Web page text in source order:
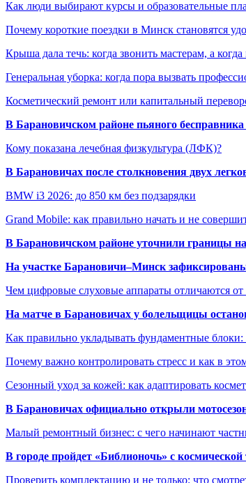
Как люди выбирают курсы и образовательные
Почему короткие поездки в Минск становятся
Крыша дала течь: когда звонить мастерам, а
Генеральная уборка: когда пора вызвать
Косметический ремонт или капитальный
В Барановичском районе пьяного бесправника
Кому показана лечебная физкультура (ЛФК)?
В Барановичах после столкновения двух
BMW i3 2026: до 850 км без подзарядки
Grand Mobile: как правильно начать и не
В Барановичском районе уточнили границы
На участке Барановичи–Минск
Чем цифровые слуховые аппараты отличаются от
На матче в Барановичах у болельщицы
Как правильно укладывать фундаментные блоки:
Почему важно контролировать стресс и как в
Сезонный уход за кожей: как адаптировать
В Барановичах официально открыли
Малый ремонтный бизнес: с чего начинают
В городе пройдет «Библионочь» с
Проверить комплектацию и не только: что